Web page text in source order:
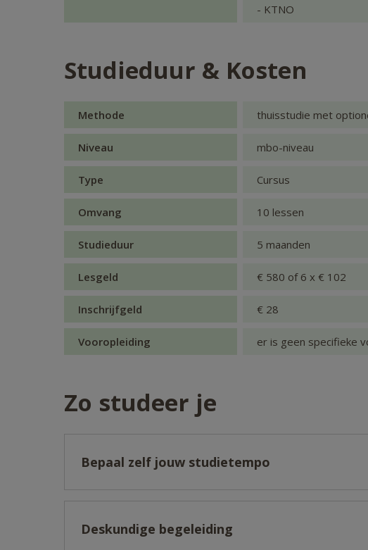
- KTNO
Studieduur & Kosten
Methode thuisstudie met
Niveau mbo-niveau
Type Cursus
Omvang 10 lessen
Studieduur 5 maanden
Lesgeld € 580 of 6 x € 102
Inschrijfgeld € 28
Vooropleiding er is geen specifieke
Zo studeer je
Bepaal zelf jouw studietempo
Deskundige begeleiding